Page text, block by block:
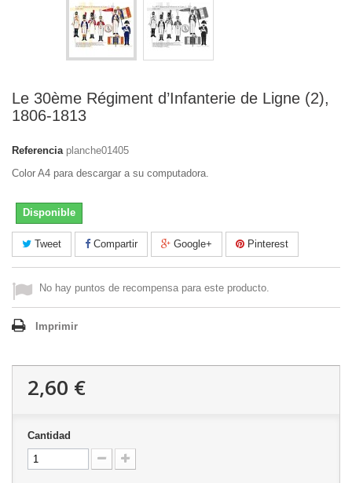
Le 30ème Régiment d’Infanterie de Ligne (2),
1806-1813
Referencia planche01405
Color A4 para descargar a su computadora.
Disponible
Tweet Compartir Google+ Pinterest
No hay puntos de recompensa para este producto.
Imprimir
2,60 €
Cantidad